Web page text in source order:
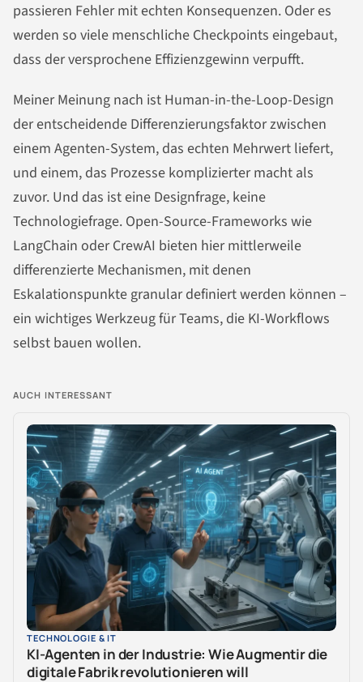
passieren Fehler mit echten Konsequenzen. Oder es
werden so viele menschliche Checkpoints eingebaut,
dass der versprochene Effizienzgewinn verpufft.
Meiner Meinung nach ist Human-in-the-Loop-Design
der entscheidende Differenzierungsfaktor zwischen
einem Agenten-System, das echten Mehrwert liefert,
und einem, das Prozesse komplizierter macht als
zuvor. Und das ist eine Designfrage, keine
Technologiefrage. Open-Source-Frameworks wie
LangChain oder CrewAI bieten hier mittlerweile
differenzierte Mechanismen, mit denen
Eskalationspunkte granular definiert werden können –
ein wichtiges Werkzeug für Teams, die KI-Workflows
selbst bauen wollen.
AUCH INTERESSANT
TECHNOLOGIE & IT
KI-Agenten in der Industrie: Wie Augmentir die
digitale Fabrik revolutionieren will